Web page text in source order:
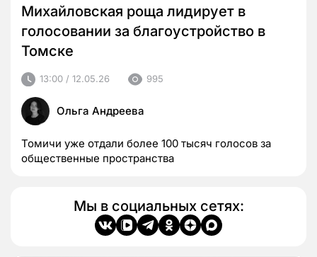
Михайловская роща лидирует в
голосовании за благоустройство в
Томске
13:00 / 12.05.26 995
Ольга Андреева
Томичи уже отдали более 100 тысяч голосов за
общественные пространства
Мы в социальных сетях: